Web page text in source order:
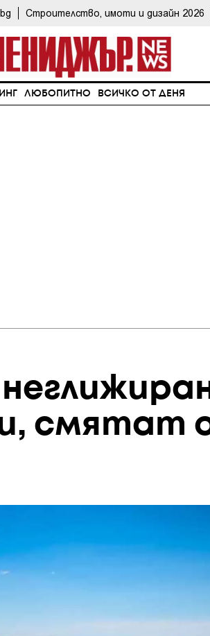
Строителство, имоти и дизайн 2026
ЛЮБОПИТНО ВСИЧКО ОТ ДЕНЯ
смятат